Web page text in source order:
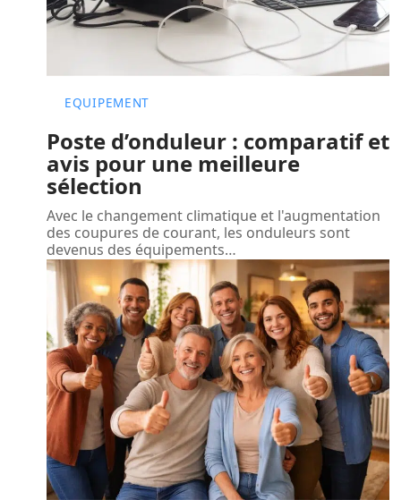
EQUIPEMENT
Poste d’onduleur : comparatif et
avis pour une meilleure
sélection
Avec le changement climatique et l'augmentation
des coupures de courant, les onduleurs sont
devenus des équipements…